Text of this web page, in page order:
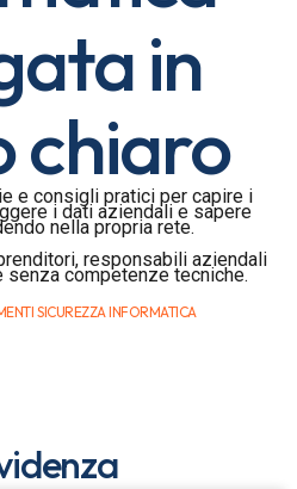
in
chiaro
e consigli pratici per capire i
i dati aziendali e sapere
nella propria rete.
responsabili aziendali
competenze tecniche.
SICUREZZA INFORMATICA